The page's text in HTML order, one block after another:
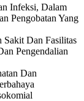
Infeksi, Dalam
Pengobatan Yang
Sakit Dan Fasilitas
Pengendalian
Dan